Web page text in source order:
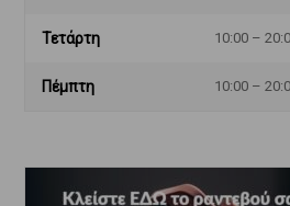
Τετάρτη 10:00 –
Πέμπτη 10:00 –